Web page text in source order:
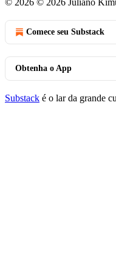
© 2026 © 2026 Juliano
Comece seu Substack
Obtenha o App
Substack é o lar da grande